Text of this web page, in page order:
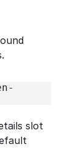
slot